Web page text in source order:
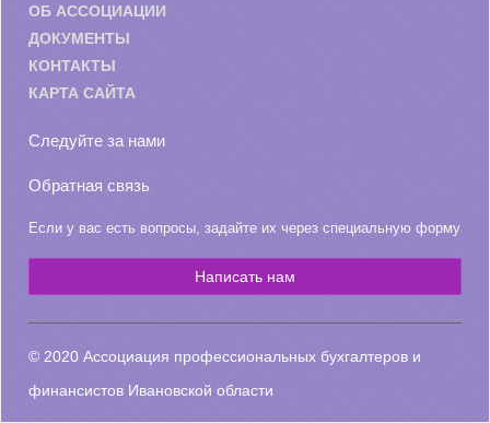
ОБ АССОЦИАЦИИ
ДОКУМЕНТЫ
КОНТАКТЫ
КАРТА САЙТА
Следуйте за нами
Обратная связь
Если у вас есть вопросы, задайте их через специальную форму
Написать нам
© 2020 Ассоциация профессиональных бухгалтеров и
финансистов Ивановской области